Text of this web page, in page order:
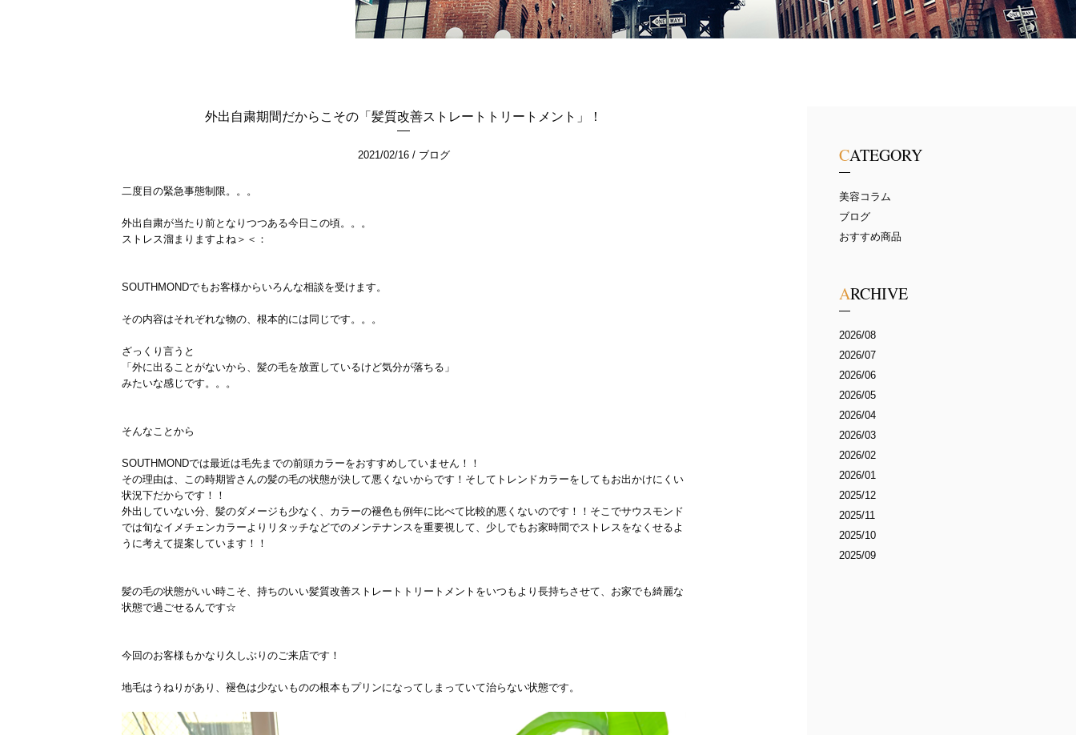
外出自粛期間だからこその「髪質改善ストレートトリートメント」！
2021/02/16 ブログ
二度目の緊急事態制限。。。
外出自粛が当たり前となりつつある今日この頃。。。
ストレス溜まりますよね＞＜：
SOUTHMONDでもお客様からいろんな相談を受けます。
その内容はそれぞれな物の、根本的には同じです。。。
ざっくり言うと
「外に出ることがないから、髪の毛を放置しているけど気分が落ちる」
みたいな感じです。。。
そんなことから
SOUTHMONDでは最近は毛先までの前頭カラーをおすすめしていません！！
その理由は、この時期皆さんの髪の毛の状態が決して悪くないからです！そしてトレンドカラーをしてもお出かけにくい
状況下だからです！！
外出していない分、髪のダメージも少なく、カラーの褪色も例年に比べて比較的悪くないのです！！そこでサウスモンド
では旬なイメチェンカラーよりリタッチなどでのメンテナンスを重要視して、少しでもお家時間でストレスをなくせるよ
うに考えて提案しています！！
髪の毛の状態がいい時こそ、持ちのいい髪質改善ストレートトリートメントをいつもより長持ちさせて、お家でも綺麗な
状態で過ごせるんです☆
今回のお客様もかなり久しぶりのご来店です！
地毛はうねりがあり、褪色は少ないものの根本もプリンになってしまっていて治らない状態です。
CATEGORY
美容コラム
ブログ
おすすめ商品
ARCHIVE
2026/08
2026/07
2026/06
2026/05
2026/04
2026/03
2026/02
2026/01
2025/12
2025/11
2025/10
2025/09